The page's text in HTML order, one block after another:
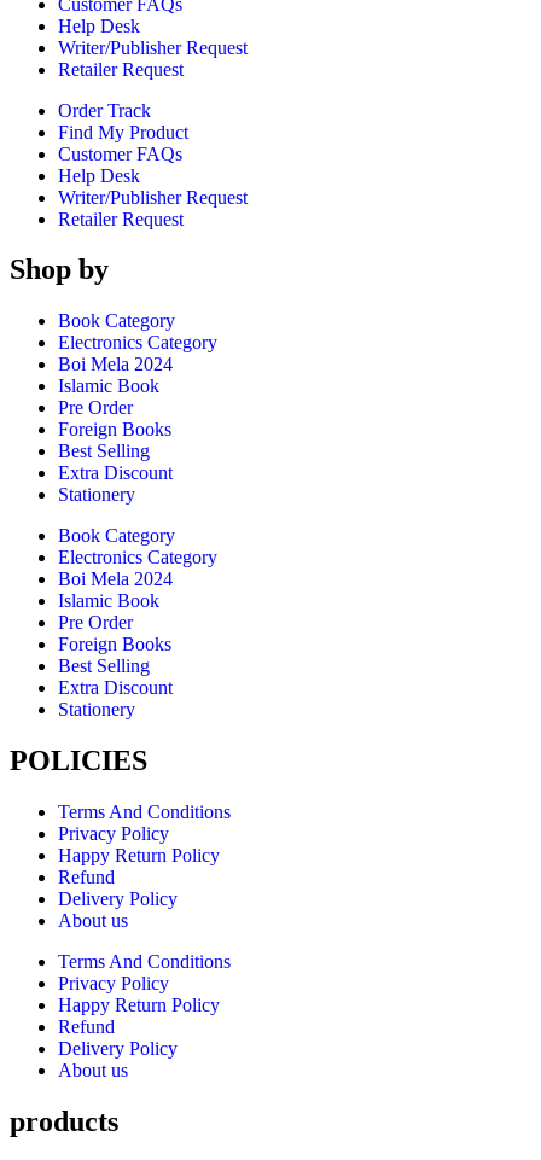
Help Desk
Writer/Publisher Request
Retailer Request
Order Track
Find My Product
Customer FAQs
Help Desk
Writer/Publisher Request
Retailer Request
Shop by
Book Category
Electronics Category
Boi Mela 2024
Islamic Book
Pre Order
Foreign Books
Best Selling
Extra Discount
Stationery
Book Category
Electronics Category
Boi Mela 2024
Islamic Book
Pre Order
Foreign Books
Best Selling
Extra Discount
Stationery
POLICIES
Terms And Conditions
Privacy Policy
Happy Return Policy
Refund
Delivery Policy
About us
Terms And Conditions
Privacy Policy
Happy Return Policy
Refund
Delivery Policy
About us
products